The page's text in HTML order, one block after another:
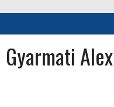
Gyarmati Alex